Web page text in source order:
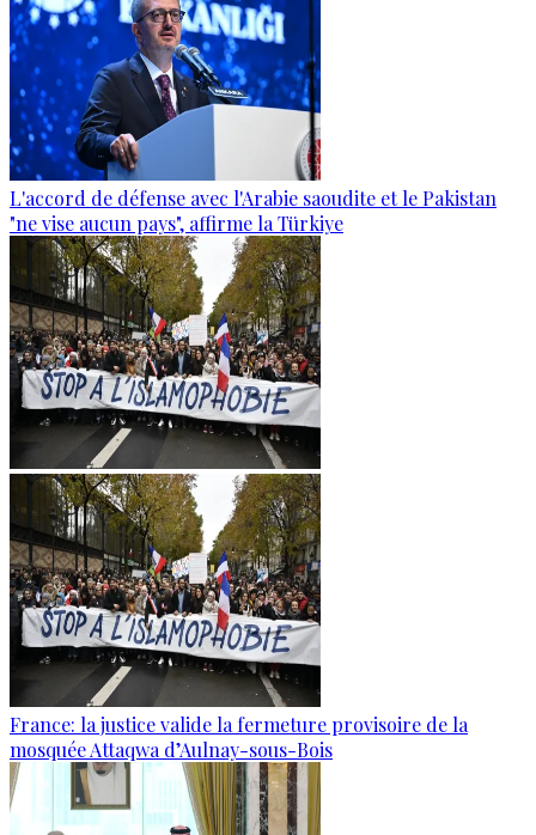
L'accord de défense avec l'Arabie saoudite et le Pakistan
"ne vise aucun pays", affirme la Türkiye
France: la justice valide la fermeture provisoire de la
mosquée Attaqwa d’Aulnay-sous-Bois